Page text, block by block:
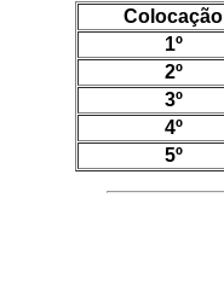
Colocação
1º
2º
3º
4º
5º